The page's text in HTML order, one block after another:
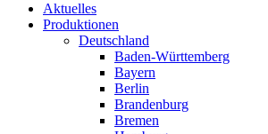
Aktuelles
Produktionen
Deutschland
Baden-Württemberg
Bayern
Berlin
Brandenburg
Bremen